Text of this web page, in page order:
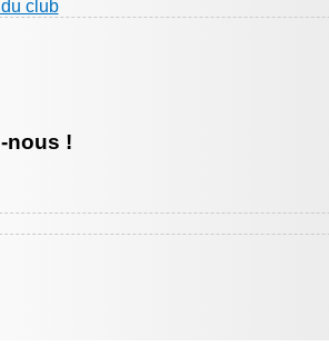
club
nous !